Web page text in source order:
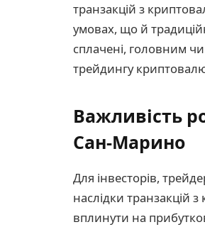
транзакцій з
умовах, що й
сплачені, головним
трейдингу
Важливість
Сан-Марино
Для інвесторів,
наслідки транзакцій
вплинути на